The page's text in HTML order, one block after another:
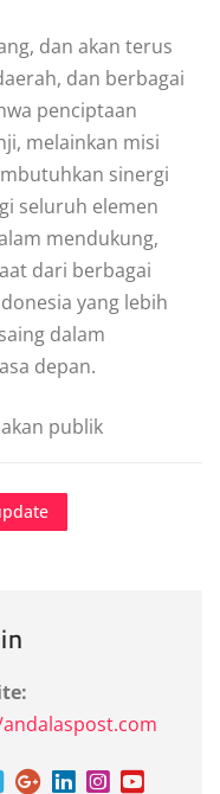
dan akan terus
dan berbagai
penciptaan
melainkan misi
sinergi
seluruh elemen
mendukung,
dari berbagai
yang lebih
dalam
depan.
publik